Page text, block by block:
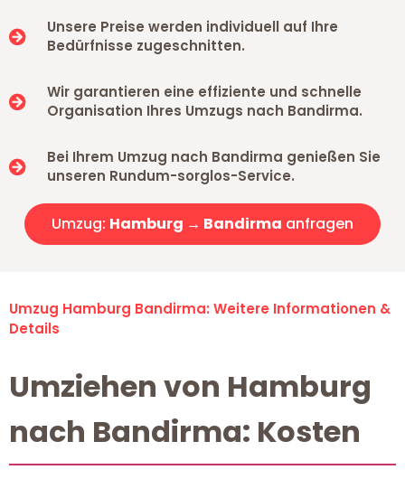
Unsere Preise werden individuell auf Ihre
Bedürfnisse zugeschnitten.
Wir garantieren eine effiziente und schnelle
Organisation Ihres Umzugs nach Bandirma.
Bei Ihrem Umzug nach Bandirma genießen Sie
unseren Rundum-sorglos-Service.
Umzug: Hamburg → Bandirma anfragen
Umzug Hamburg Bandirma: Weitere Informationen &
Details
Umziehen von Hamburg
nach Bandirma: Kosten